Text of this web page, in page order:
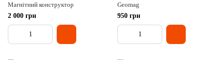
Магнітний конструктор
2 000 грн
Geomag
950 грн